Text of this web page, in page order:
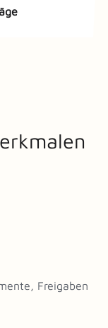
Freigaben